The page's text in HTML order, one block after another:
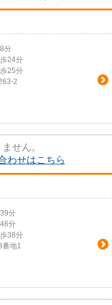
分
24分
25分
2
せん。
わせはこちら
分
分
38分
番地1